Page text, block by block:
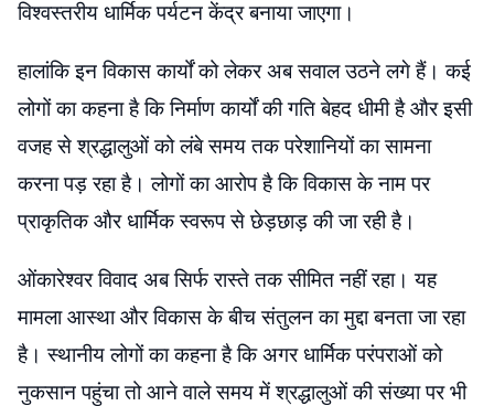
विश्वस्तरीय धार्मिक पर्यटन केंद्र बनाया जाएगा।
हालांकि इन विकास कार्यों को लेकर अब सवाल उठने लगे हैं। कई
लोगों का कहना है कि निर्माण कार्यों की गति बेहद धीमी है और इसी
वजह से श्रद्धालुओं को लंबे समय तक परेशानियों का सामना
करना पड़ रहा है। लोगों का आरोप है कि विकास के नाम पर
प्राकृतिक और धार्मिक स्वरूप से छेड़छाड़ की जा रही है।
ओंकारेश्वर विवाद अब सिर्फ रास्ते तक सीमित नहीं रहा। यह
मामला आस्था और विकास के बीच संतुलन का मुद्दा बनता जा रहा
है। स्थानीय लोगों का कहना है कि अगर धार्मिक परंपराओं को
नुकसान पहुंचा तो आने वाले समय में श्रद्धालुओं की संख्या पर भी